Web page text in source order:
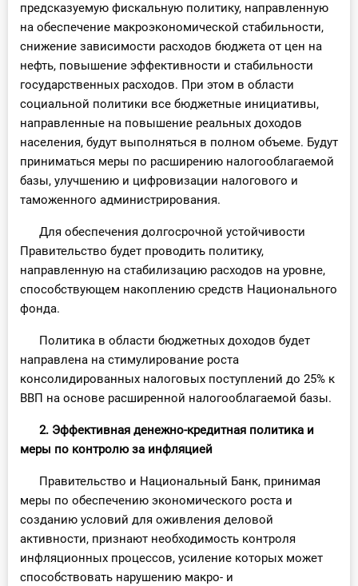
предсказуемую фискальную политику, направленную
на обеспечение макроэкономической стабильности,
снижение зависимости расходов бюджета от цен на
нефть, повышение эффективности и стабильности
государственных расходов. При этом в области
социальной политики все бюджетные инициативы,
направленные на повышение реальных доходов
населения, будут выполняться в полном объеме. Будут
приниматься меры по расширению налогооблагаемой
базы, улучшению и цифровизации налогового и
таможенного администрирования.
Для обеспечения долгосрочной устойчивости
Правительство будет проводить политику,
направленную на стабилизацию расходов на уровне,
способствующем накоплению средств Национального
фонда.
Политика в области бюджетных доходов будет
направлена на стимулирование роста
консолидированных налоговых поступлений до 25% к
ВВП на основе расширенной налогооблагаемой базы.
2. Эффективная денежно-кредитная политика и
меры по контролю за инфляцией
Правительство и Национальный Банк, принимая
меры по обеспечению экономического роста и
созданию условий для оживления деловой
активности, признают необходимость контроля
инфляционных процессов, усиление которых может
способствовать нарушению макро- и